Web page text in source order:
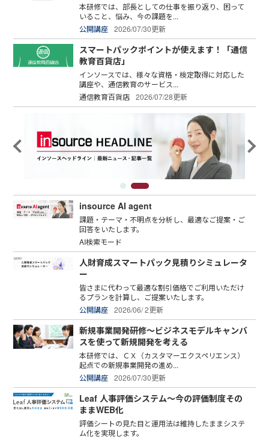
本研修では、部長としての仕事を振り返り、困って
いること、悩み、今の課題を...
公開講座 2026/07/30更新
スマートパックポイントが使えます！「通信
教育百貨店」
インソースでは、様々な資格・検定取得に対応した
講座や、通信教育のサービス...
通信教育百貨店 2026/07/28更新
insource AI agent
課題・テーマ・不明点を分析し、最適なご提案・ご
回答をいたします。
AI検索モード
人財育成スマートパック見積りシミュレータ
ー
皆さまに代わって最適な割引価格でご利用いただけ
るプランを計算し、ご提案いたします。
公開講座 2026/06/ 2更新
新規事業開発研修～ビジネスモデルキャンバ
スを使って新規開発を考える
本研修では、ＣＸ（カスタマーエクスペリエンス）
起点での新規事業開発の進め...
公開講座 2026/07/30更新
Leaf 人事評価システム～今の評価制度その
ままWEB化
評価シートの見た目と運用法は維持したままシステ
ム化を実現します。